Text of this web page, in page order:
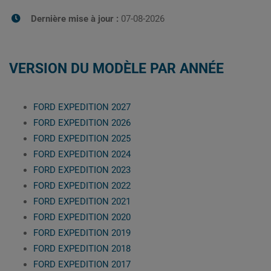
Dernière mise à jour : 07-08-2026
VERSION DU MODÈLE PAR ANNÉE
FORD EXPEDITION 2027
FORD EXPEDITION 2026
FORD EXPEDITION 2025
FORD EXPEDITION 2024
FORD EXPEDITION 2023
FORD EXPEDITION 2022
FORD EXPEDITION 2021
FORD EXPEDITION 2020
FORD EXPEDITION 2019
FORD EXPEDITION 2018
FORD EXPEDITION 2017